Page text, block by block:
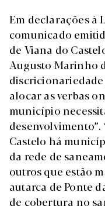
Em declarações à
comunicado
de Viana do
Augusto Marinho
alocar as verbas
município
Castelo há
da rede de
outros que estão
autarca de Ponte
de cobertura no